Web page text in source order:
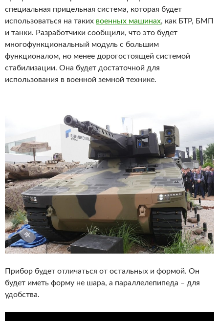
специальная прицельная система, которая будет
использоваться на таких военных машинах, как БТР, БМП
и танки. Разработчики сообщили, что это будет
многофункциональный модуль с большим
функционалом, но менее дорогостоящей системой
стабилизации. Она будет достаточной для
использования в военной земной технике.
Прибор будет отличаться от остальных и формой. Он
будет иметь форму не шара, а параллелепипеда – для
удобства.